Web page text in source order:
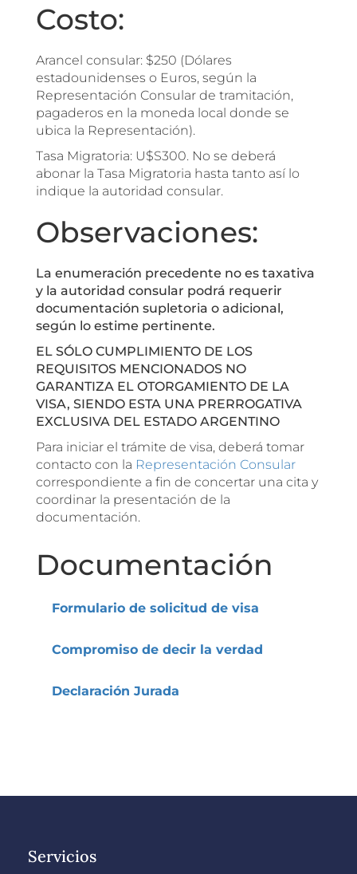
Costo:
Arancel consular: $250 (Dólares
estadounidenses o Euros, según la
Representación Consular de tramitación,
pagaderos en la moneda local donde se
ubica la Representación).
Tasa Migratoria: U$S300. No se deberá
abonar la Tasa Migratoria hasta tanto así lo
indique la autoridad consular.
Observaciones:
La enumeración precedente no es taxativa
y la autoridad consular podrá requerir
documentación supletoria o adicional,
según lo estime pertinente.
EL SÓLO CUMPLIMIENTO DE LOS
REQUISITOS MENCIONADOS NO
GARANTIZA EL OTORGAMIENTO DE LA
VISA, SIENDO ESTA UNA PRERROGATIVA
EXCLUSIVA DEL ESTADO ARGENTINO
Para iniciar el trámite de visa, deberá tomar
contacto con la Representación Consular
correspondiente a fin de concertar una cita y
coordinar la presentación de la
documentación.
Documentación
Formulario de solicitud de visa
Compromiso de decir la verdad
Declaración Jurada
Servicios